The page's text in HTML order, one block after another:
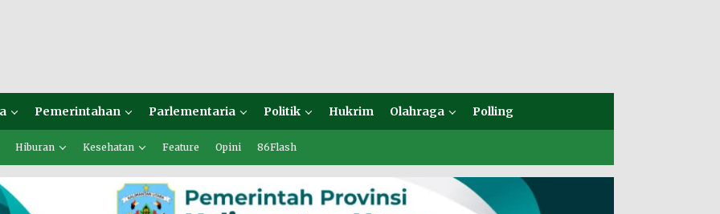
Pemerintahan Parlementaria Politik Hukrim Olahraga Polling
Hiburan Kesehatan Feature Opini 86Flash